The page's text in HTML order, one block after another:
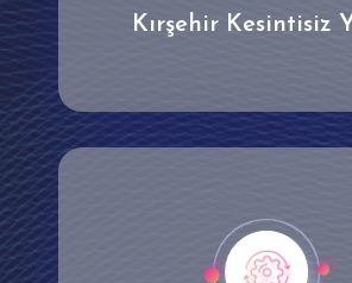
Kırşehir Kesintisiz